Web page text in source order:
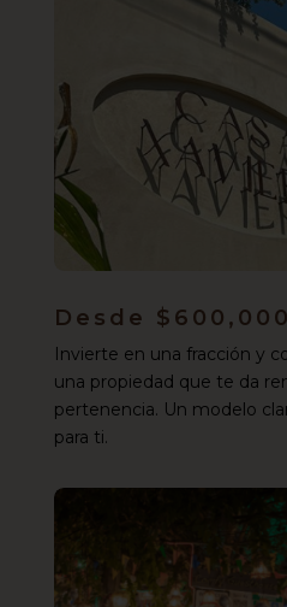
Desde
Invierte en una fracción y
una propiedad que te da
pertenencia. Un modelo
para ti.